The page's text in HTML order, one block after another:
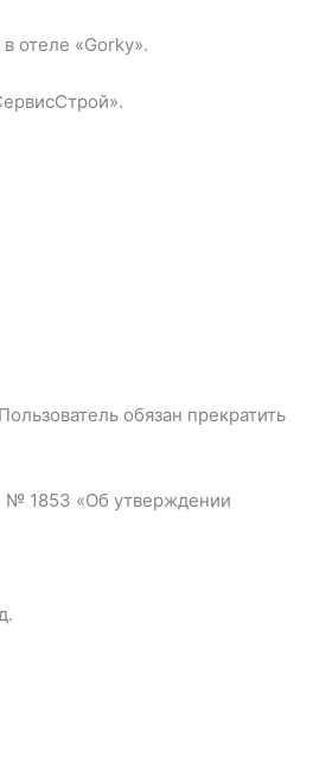
отеле «Gorky».
обязан прекратить
№ 1853 «Об утверждении